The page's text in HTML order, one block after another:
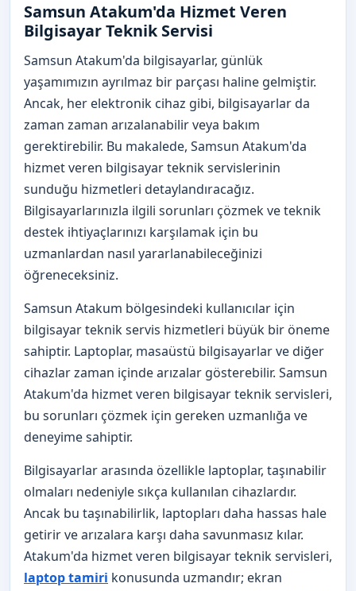
Samsun Atakum'da Hizmet Veren
Bilgisayar Teknik Servisi
Samsun Atakum'da bilgisayarlar, günlük
yaşamımızın ayrılmaz bir parçası haline gelmiştir.
Ancak, her elektronik cihaz gibi, bilgisayarlar da
zaman zaman arızalanabilir veya bakım
gerektirebilir. Bu makalede, Samsun Atakum'da
hizmet veren bilgisayar teknik servislerinin
sunduğu hizmetleri detaylandıracağız.
Bilgisayarlarınızla ilgili sorunları çözmek ve teknik
destek ihtiyaçlarınızı karşılamak için bu
uzmanlardan nasıl yararlanabileceğinizi
öğreneceksiniz.
Samsun Atakum bölgesindeki kullanıcılar için
bilgisayar teknik servis hizmetleri büyük bir öneme
sahiptir. Laptoplar, masaüstü bilgisayarlar ve diğer
cihazlar zaman içinde arızalar gösterebilir. Samsun
Atakum'da hizmet veren bilgisayar teknik servisleri,
bu sorunları çözmek için gereken uzmanlığa ve
deneyime sahiptir.
Bilgisayarlar arasında özellikle laptoplar, taşınabilir
olmaları nedeniyle sıkça kullanılan cihazlardır.
Ancak bu taşınabilirlik, laptopları daha hassas hale
getirir ve arızalara karşı daha savunmasız kılar.
Atakum'da hizmet veren bilgisayar teknik servisleri,
laptop tamiri konusunda uzmandır; ekran